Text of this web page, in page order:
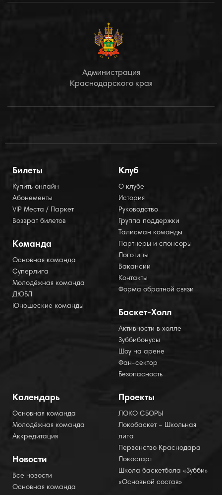
Администрация
Краснодарского края
Билеты
Купить онлайн
Абонементы
VIP Места / Паркет
Возврат билетов
Команда
Основная команда
Суперлига
Молодёжная команда
ДЮБЛ
Юношеские команды
Клуб
О клубе
История
Руководство
Группа поддержки
Талисман команды
Партнеры и спонсоры
Логотипы
Вакансии
Контакты
Форма обратной связи
Баскет-Холл
Активности в холле
Зуббибонусы
Шоу на арене
Фан-сектор
Безопасность
Календарь
Основная команда
Молодёжная команда
Аккредитация
Новости
Все новости
Основная команда
Проекты
ЛОКО СБОРЫ
Локобаскет – Школьная
лига
Первенство Краснодара
Локостарт
Школа баскетбола «Зубби»
«Основной состав»